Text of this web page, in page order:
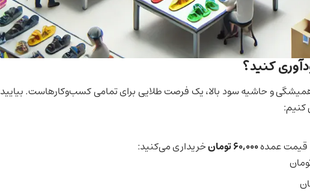
کنید؟
و حاشیه سود بالا، یک فرصت طلایی برای تمامی کسب‌وکارهاست. بیایید
کنیم:
قیمت عمده60,000 تومان
خریداری می‌کنید: